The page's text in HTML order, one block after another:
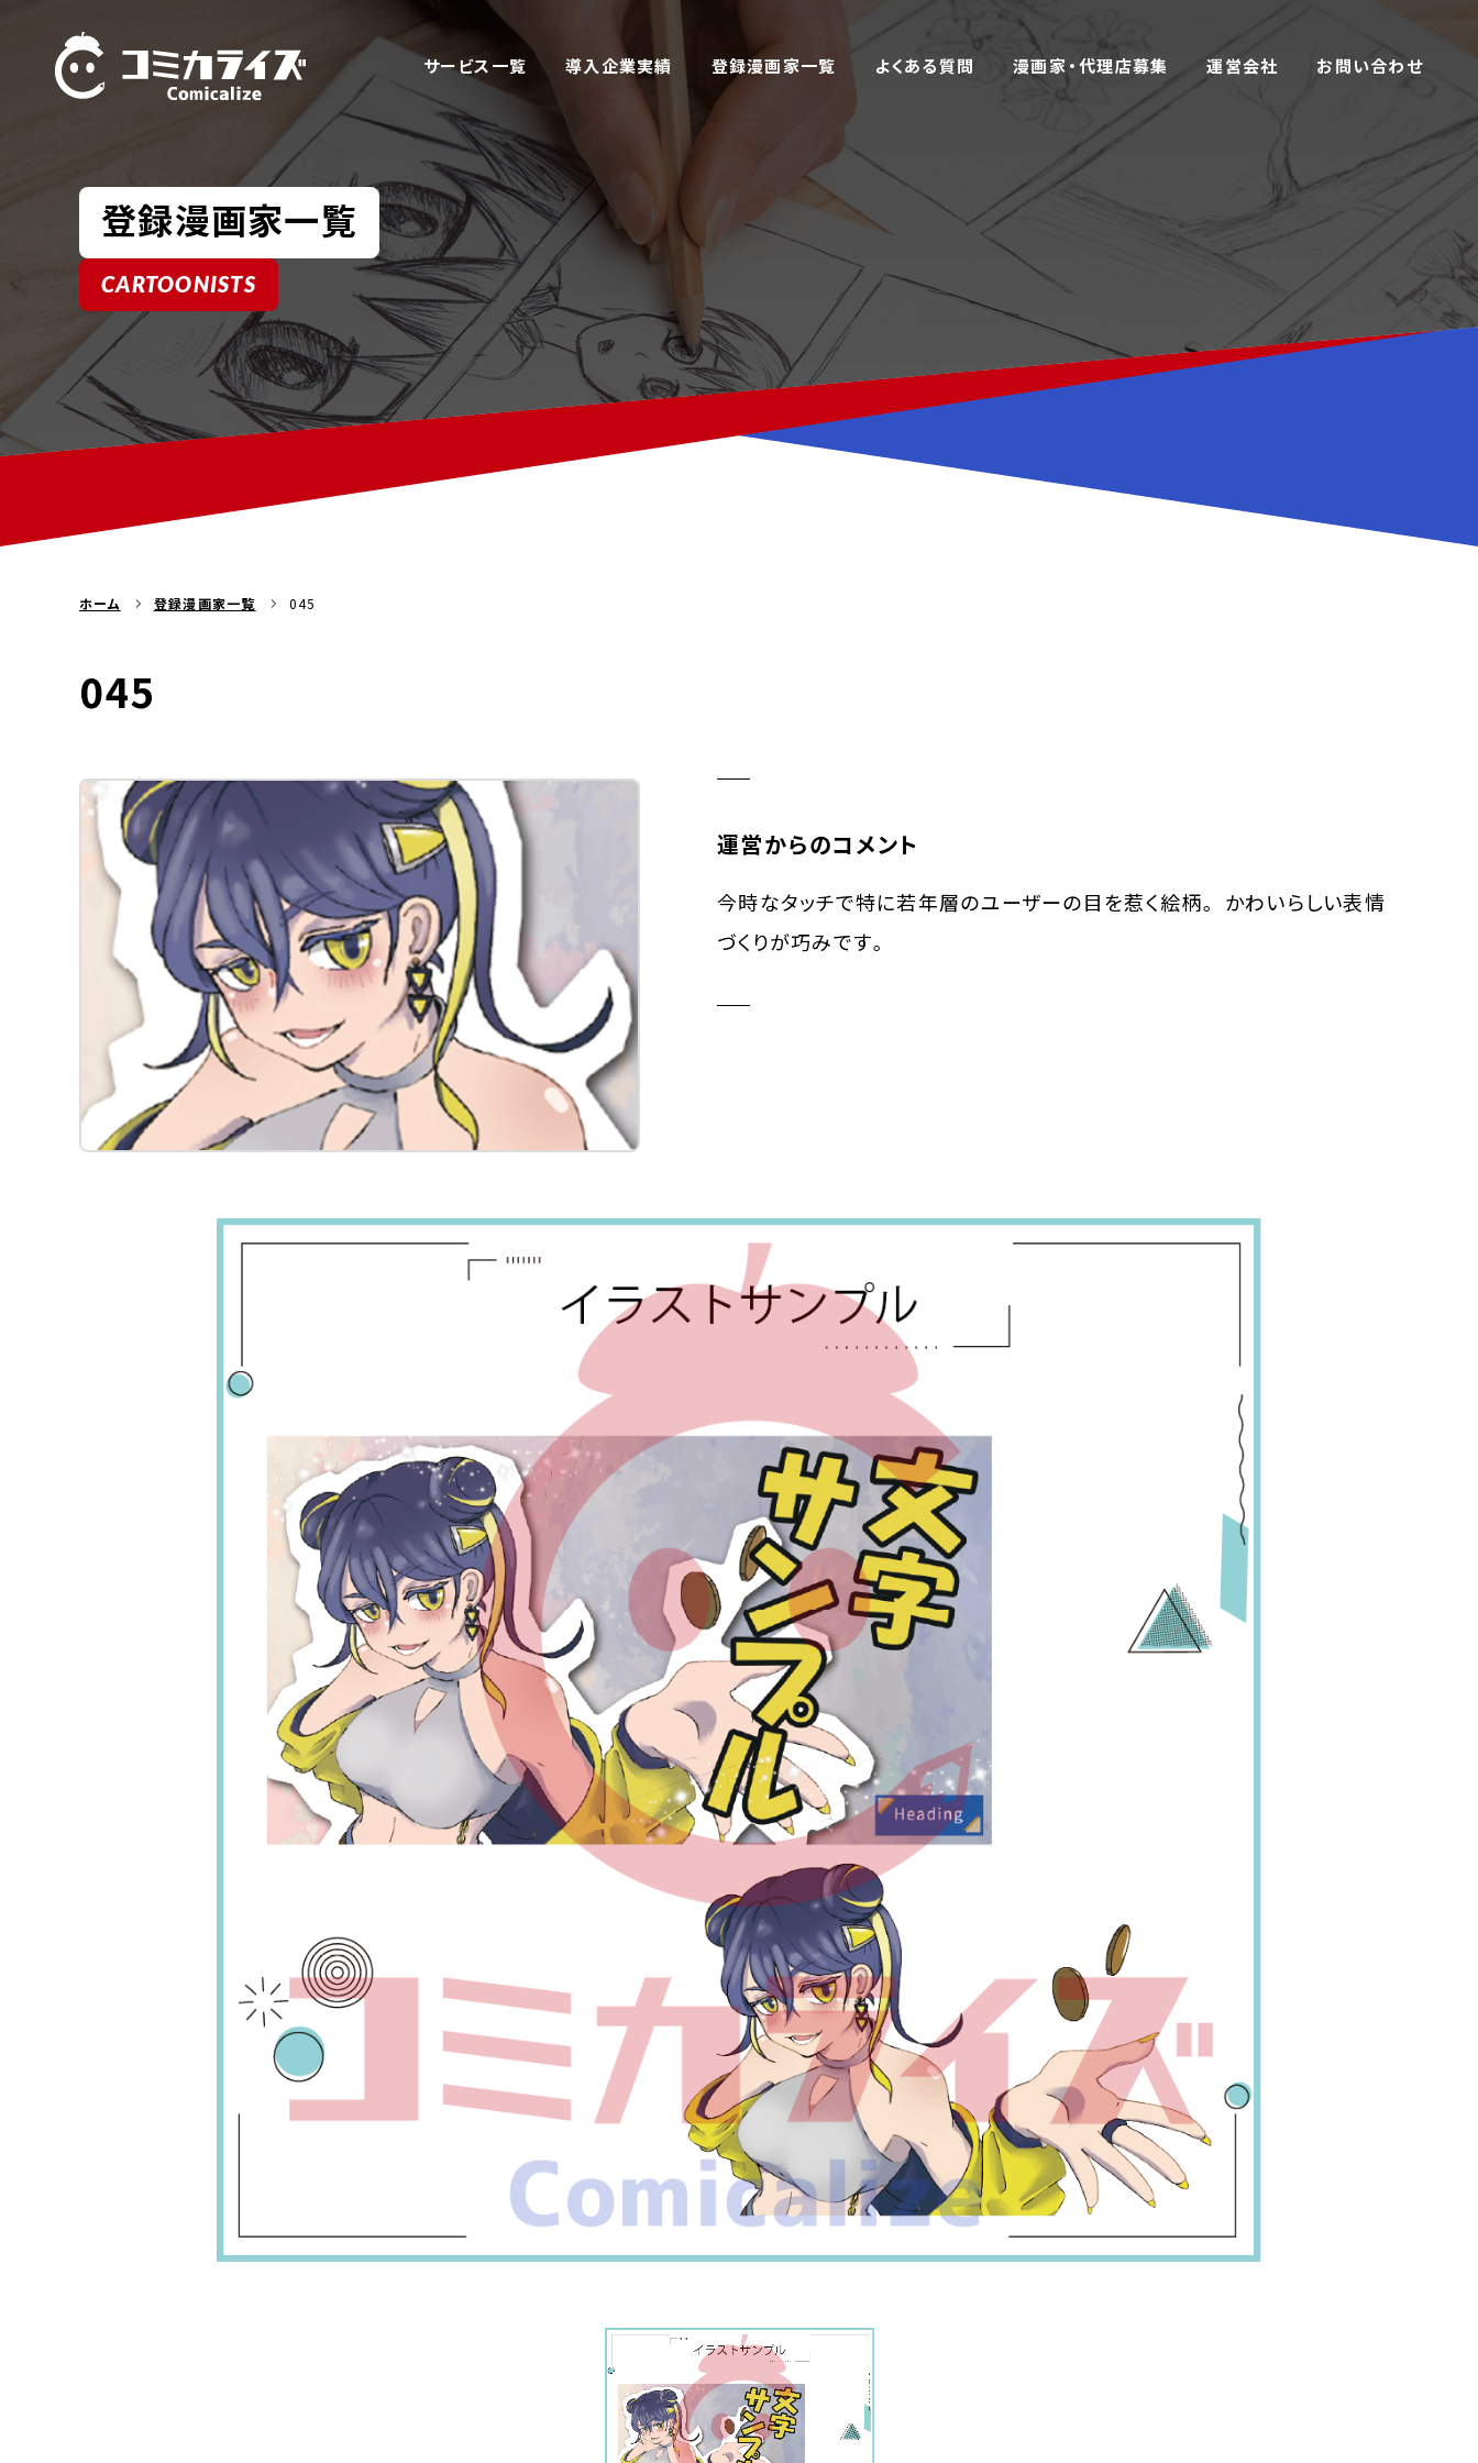
サービス一覧 導入企業実績 登録漫画家一覧 よくある質問 漫画家・代理店募集 運営会社 お問い合わせ
登録漫画家一覧
CARTOONISTS
ホーム 登録漫画家一覧 045
045
運営からのコメント
今時なタッチで特に若年層のユーザーの目を惹く絵柄。 かわいらしい表情
づくりが巧みです。